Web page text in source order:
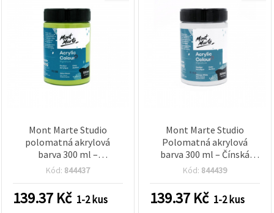
Mont Marte Studio
polomatná akrylová
barva 300 ml –
žlutozelená
Kód: 844437
139.37 Kč 1-2 kus
Mont Marte Studio
Polomatná akrylová
barva 300 ml – Čínská
běloba
Kód: 844439
139.37 Kč 1-2 kus